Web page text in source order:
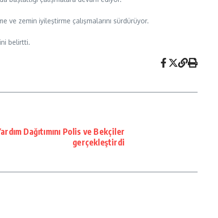
ve zemin iyileştirme çalışmalarını sürdürüyor.
belirtti.
Dağıtımını Polis ve Bekçiler
gerçekleştirdi